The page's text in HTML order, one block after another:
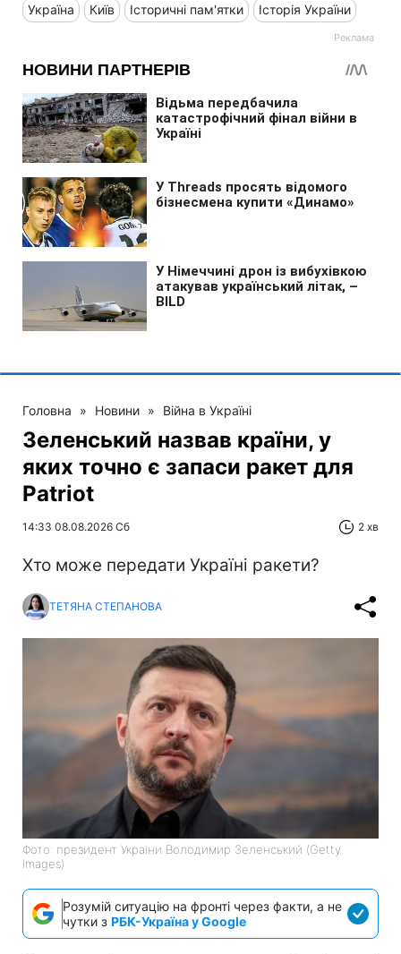
Україна Київ Історичні пам'ятки Історія України
Головна » Новини » Війна в Україні
Зеленський назвав країни, у
яких точно є запаси ракет для
Patriot
14:33 08.08.2026 Сб 2 хв
Хто може передати Україні ракети?
ТЕТЯНА СТЕПАНОВА
Фото: президент України Володимир Зеленський (Getty
Images)
Розумій ситуацію на фронті через факти, а не
чутки з РБК-Україна у Google